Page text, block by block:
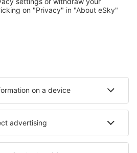
de către utilizatorii eSky
Cazare în Gizah
Cazare în Al Fayyum
Cazare Santa Katarina